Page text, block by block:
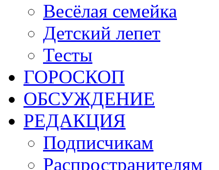
Весёлая семейка
Детский лепет
Тесты
ГОРОСКОП
ОБСУЖДЕНИЕ
РЕДАКЦИЯ
Подписчикам
Распространителям